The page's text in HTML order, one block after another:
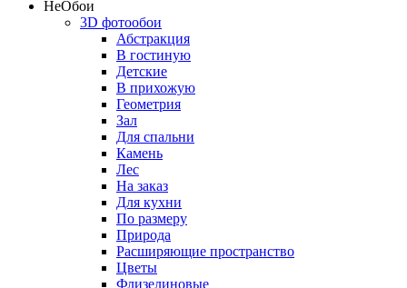
НеОбои
3D фотообои
Абстракция
В гостиную
Детские
В прихожую
Геометрия
Зал
Для спальни
Камень
Лес
На заказ
Для кухни
По размеру
Природа
Расширяющие пространство
Цветы
Флизелиновые